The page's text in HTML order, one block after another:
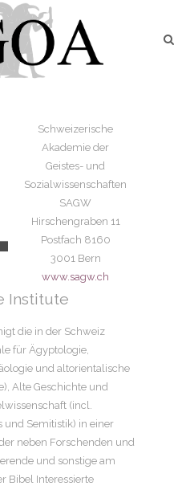
Schweizerische
Akademie der
Geistes- und
Sozialwissenschaften
SAGW
Hirschengraben 11
Postfach 8160
3001 Bern
www.sagw.ch
Institute
die in der Schweiz
für Ägyptologie,
und altorientalische
Alte Geschichte und
(incl.
und Semitistik) in einer
neben Forschenden und
und sonstige am
Bibel Interessierte